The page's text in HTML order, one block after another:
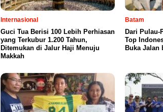
Internasional
Guci Tua Berisi 100 Lebih Perhiasan
yang Terkubur 1.200 Tahun,
Ditemukan di Jalur Haji Menuju
Makkah
Batam
Dari Pulau-
Top
Buka Jalan